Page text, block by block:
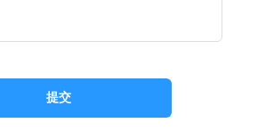
提交